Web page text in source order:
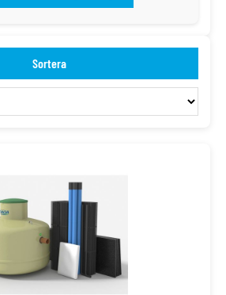
Sortera